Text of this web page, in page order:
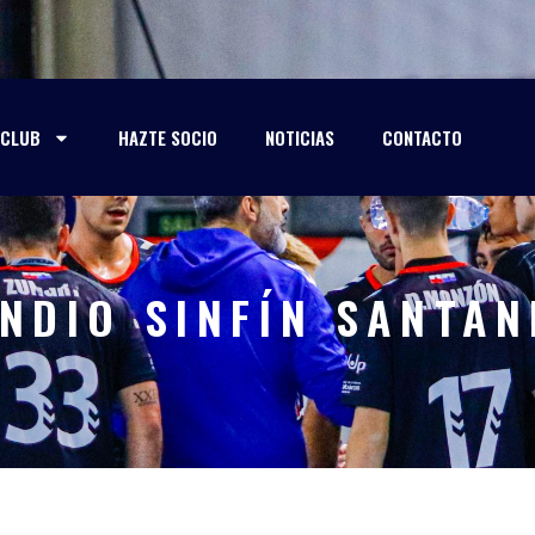
CLUB HAZTE SOCIO NOTICIAS CONTACTO
SINFÍN